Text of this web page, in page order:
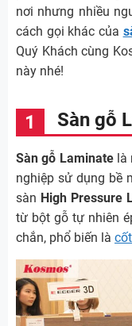
nơi nhưng nhiều
cách gọi khác của
Quý Khách cùng
này nhé!
Sàn gỗ
Sàn gỗ Laminatelà
nghiệp sử dụng bề
sàn High Pressure
từ bột gỗ tự nhiên
chắn, phổ biến là